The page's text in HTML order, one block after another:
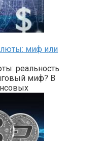
миф или
реальность
миф? В